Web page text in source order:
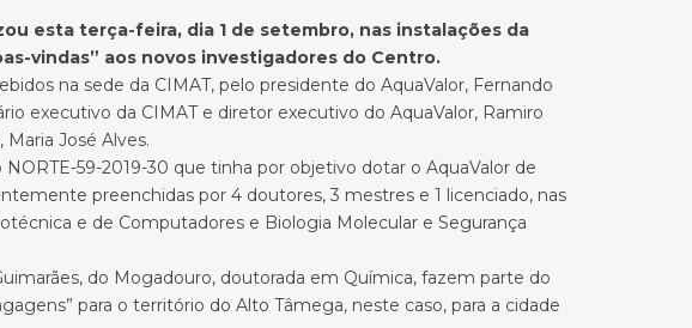
esta terça-feira, dia 1 de setembro, nas instalações da
vindas” aos novos investigadores do Centro.
na sede da CIMAT, pelo presidente do AquaValor, Fernando
executivo da CIMAT e diretor executivo do AquaValor, Ramiro
José Alves.
59-2019-30 que tinha por objetivo dotar o AquaValor de
preenchidas por 4 doutores, 3 mestres e 1 licenciado, nas
e de Computadores e Biologia Molecular e Segurança
do Mogadouro, doutorada em Química, fazem parte do
para o território do Alto Tâmega, neste caso, para a cidade